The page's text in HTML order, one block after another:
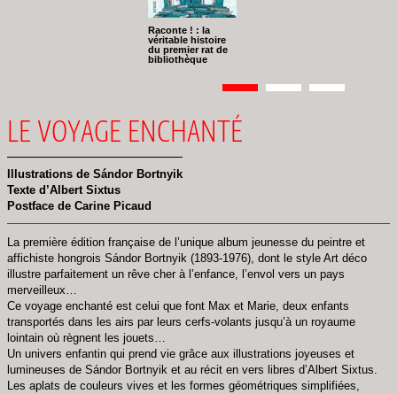
Raconte ! : la
véritable histoire
du premier rat de
bibliothèque
Pagination
Page
1 Page
2 Page
3
LE VOYAGE ENCHANTÉ
Illustrations de Sándor Bortnyik
Texte d’Albert Sixtus
Postface de Carine Picaud
La première édition française de l’unique album jeunesse du peintre et
affichiste hongrois Sándor Bortnyik (1893-1976), dont le style Art déco
illustre parfaitement un rêve cher à l’enfance, l’envol vers un pays
merveilleux…
Ce voyage enchanté est celui que font Max et Marie, deux enfants
transportés dans les airs par leurs cerfs-volants jusqu’à un royaume
lointain où règnent les jouets…
Un univers enfantin qui prend vie grâce aux illustrations joyeuses et
lumineuses de Sándor Bortnyik et au récit en vers libres d’Albert Sixtus.
Les aplats de couleurs vives et les formes géométriques simplifiées,